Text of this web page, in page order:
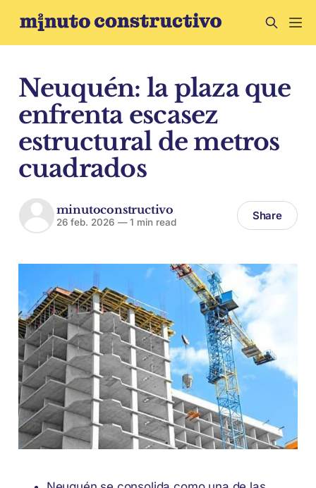
Neuquén: la plaza que
enfrenta escasez
estructural de metros
cuadrados
minutoconstructivo
26 feb. 2026 —1 min read Share